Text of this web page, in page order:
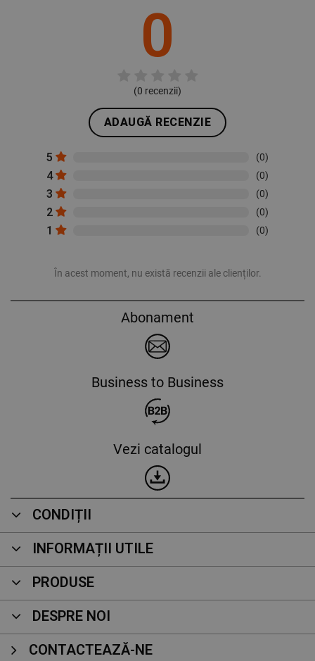
0
(0 recenzii)
ADAUGĂ RECENZIE
5 (0)
4 (0)
3 (0)
2 (0)
1 (0)
În acest moment, nu există recenzii ale clienților.
Abonament
Business to Business
Vezi catalogul
CONDIȚII
INFORMAȚII UTILE
PRODUSE
DESPRE NOI
CONTACTEAZĂ-NE